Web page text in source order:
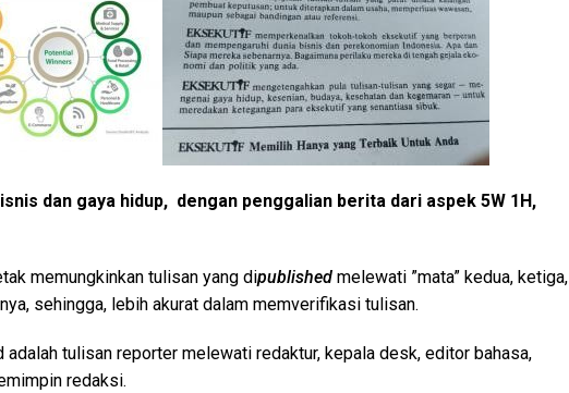
dan gaya hidup, dengan penggalian berita dari aspek 5W 1H,
memungkinkan tulisan yang dipublished melewati ”mata” kedua, ketiga,
sehingga, lebih akurat dalam memverifikasi tulisan.
adalah tulisan reporter melewati redaktur, kepala desk, editor bahasa,
redaksi.